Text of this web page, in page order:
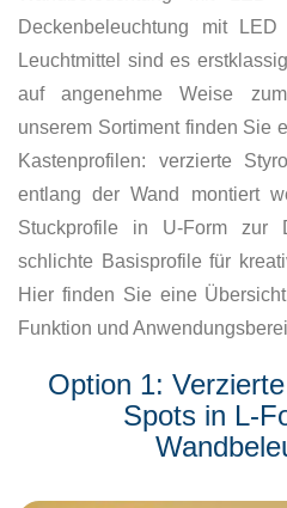
Deckenbeleuchtung mit
Leuchtmittel sind es
auf angenehme Weise
unserem Sortiment finden Sie
Kastenprofilen: verzierte
entlang der Wand montiert
Stuckprofile in U-Form zur
schlichte Basisprofile für
Hier finden Sie eine
Funktion und
Option 1:
Spots in L-